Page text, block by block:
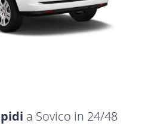
a Sovico in 24/48